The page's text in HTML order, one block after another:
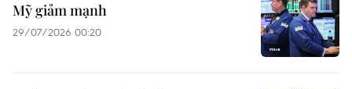
Mỹ giảm mạnh
29/07/2026 00:20